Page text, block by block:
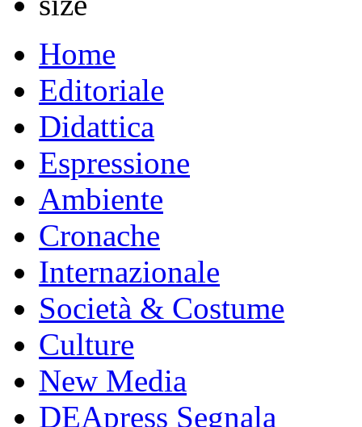
Home
Editoriale
Didattica
Espressione
Ambiente
Cronache
Internazionale
Società & Costume
Culture
New Media
DEApress Segnala